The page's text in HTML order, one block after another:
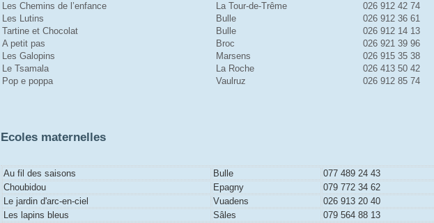
Les Chemins de l’enfance
La Tour-de-Trême
026 912 42 74
Les Lutins
Bulle
026 912 36 61
Tartine et Chocolat
Bulle
026 912 14 13
A petit pas
Broc
026 921 39 96
Les Galopins
Marsens
026 915 35 38
Le Tsamala
La Roche
026 413 50 42
Pop e poppa
Vaulruz 026 912 85 74
Ecoles maternelles
Au fil des saisons Bulle
077 489 24 43
Choubidou
Epagny
079 772 34 62
Le jardin d'arc-en-ciel
Vuadens
026 913 20 40
Les lapins bleus
Sâles 079 564 88 13